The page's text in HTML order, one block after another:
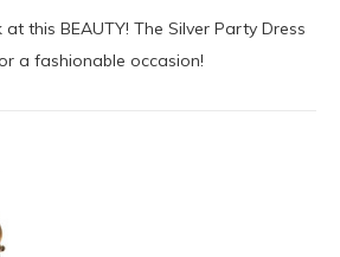
this BEAUTY! The Silver Party Dress
a fashionable occasion!